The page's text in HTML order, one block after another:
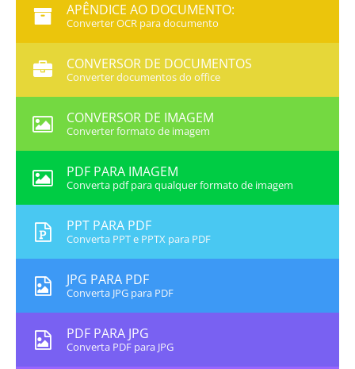
APÊNDICE AO DOCUMENTO:
Converter OCR para documento
CONVERSOR DE DOCUMENTOS
Converter documentos do office
CONVERSOR DE IMAGEM
Converter formato de imagem
PDF PARA IMAGEM
Converta pdf para qualquer formato de imagem
PPT PARA PDF
Converta PPT e PPTX para PDF
JPG PARA PDF
Converta JPG para PDF
PDF PARA JPG
Converta PDF para JPG